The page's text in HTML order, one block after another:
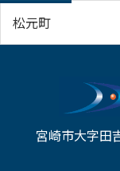
松元町
宮崎市大字田